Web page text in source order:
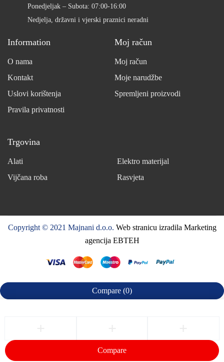
Ponedjeljak – Subota: 07:00-16:00
Nedjelja, državni i vjerski praznici neradni
Information
O nama
Kontakt
Uslovi korištenja
Pravila privatnosti
Moj račun
Moj račun
Moje narudžbe
Spremljeni proizvodi
Trgovina
Alati
Elektro materijal
Vijčana roba
Rasvjeta
Copyright © 2021 Majnani d.o.o. Web stranicu izradila Marketing
agencija EBTEH
Compare (0)
Compare